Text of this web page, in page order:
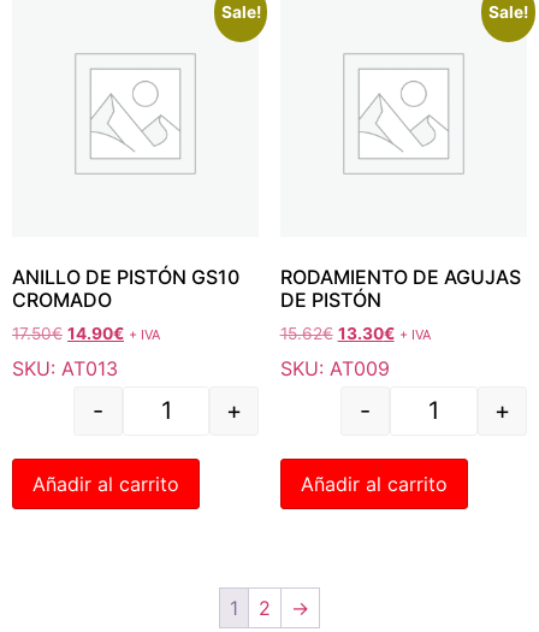
Sale!
ANILLO DE PISTÓN GS10
CROMADO
17.50€ 14.90€ + IVA
SKU: AT013
- +
Añadir al carrito
Sale!
RODAMIENTO DE AGUJAS
DE PISTÓN
15.62€ 13.30€ + IVA
SKU: AT009
- +
Añadir al carrito
1 2 →